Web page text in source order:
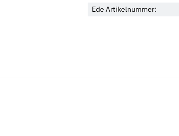
Ede Artikelnummer: